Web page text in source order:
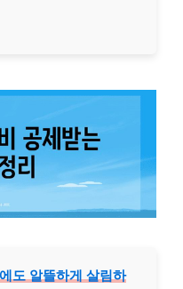
도 알뜰하게 살림하